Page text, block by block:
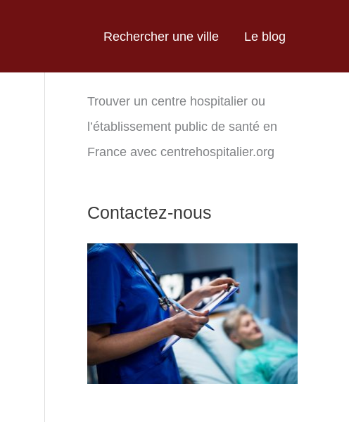
Rechercher une ville Le blog
Trouver un centre hospitalier ou
l’établissement public de santé en
France avec centrehospitalier.org
Contactez-nous